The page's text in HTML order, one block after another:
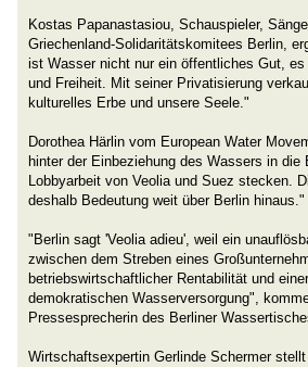
Kostas Papanastasiou, Schauspieler,
Griechenland-Solidaritätskomitees Berlin,
ist Wasser nicht nur ein öffentliches Gut,
und Freiheit. Mit seiner Privatisierung
kulturelles Erbe und unsere Seele."
Dorothea Härlin vom European Water
hinter der Einbeziehung des Wassers in
Lobbyarbeit von Veolia und Suez stecken.
deshalb Bedeutung weit über Berlin hinaus."
"Berlin sagt 'Veolia adieu', weil ein
zwischen dem Streben eines
betriebswirtschaftlicher Rentabilität und
demokratischen Wasserversorgung",
Pressesprecherin des Berliner
Wirtschaftsexpertin Gerlinde Schermer